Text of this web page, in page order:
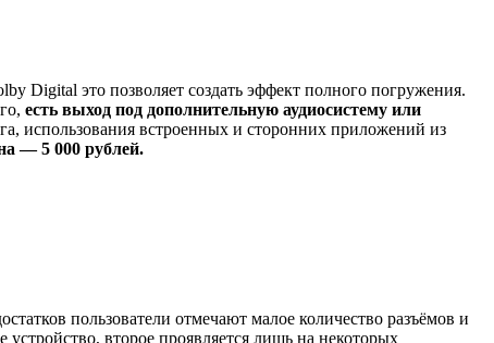
Digital это позволяет создать эффект полного погружения.
есть выход под дополнительную аудиосистему или
использования встроенных и сторонних приложений из
— 5 000 рублей.
пользователи отмечают малое количество разъёмов и
второе проявляется лишь на некоторых